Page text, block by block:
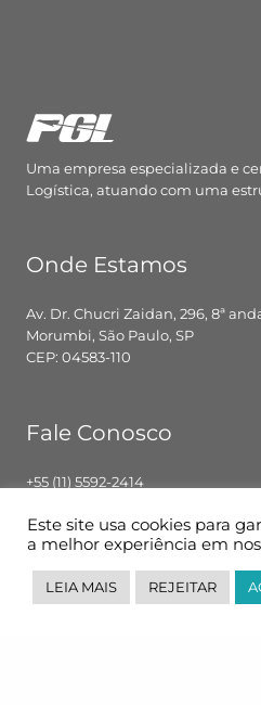
Uma empresa especializada e
Logística, atuando com uma
Onde Estamos
Av. Dr. Chucri Zaidan, 296, 8ª
Morumbi, São Paulo, SP
CEP: 04583-110
Fale Conosco
+55 (11) 5592-2414
Segunda – Sexta: 8h00 – 18h00
Siga-nos
Este site usa cookies para
a melhor experiência em
LEIA MAIS REJEITAR